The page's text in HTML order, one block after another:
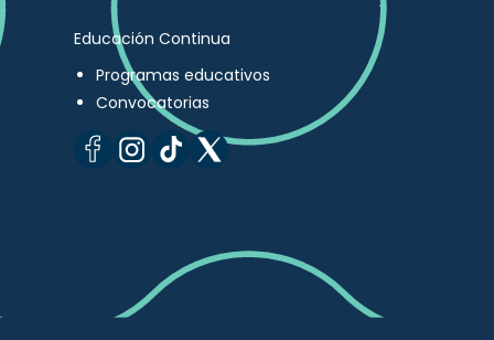
Educación Continua
Programas educativos
Convocatorias